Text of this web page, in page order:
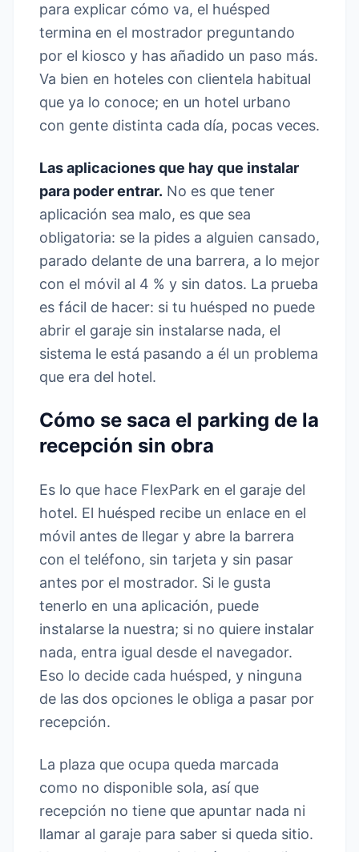
para explicar cómo va, el huésped
termina en el mostrador preguntando
por el kiosco y has añadido un paso más.
Va bien en hoteles con clientela habitual
que ya lo conoce; en un hotel urbano
con gente distinta cada día, pocas veces.
Las aplicaciones que hay que instalar
para poder entrar. No es que tener
aplicación sea malo, es que sea
obligatoria: se la pides a alguien cansado,
parado delante de una barrera, a lo mejor
con el móvil al 4 % y sin datos. La prueba
es fácil de hacer: si tu huésped no puede
abrir el garaje sin instalarse nada, el
sistema le está pasando a él un problema
que era del hotel.
Cómo se saca el parking de la
recepción sin obra
Es lo que hace FlexPark en el garaje del
hotel. El huésped recibe un enlace en el
móvil antes de llegar y abre la barrera
con el teléfono, sin tarjeta y sin pasar
antes por el mostrador. Si le gusta
tenerlo en una aplicación, puede
instalarse la nuestra; si no quiere instalar
nada, entra igual desde el navegador.
Eso lo decide cada huésped, y ninguna
de las dos opciones le obliga a pasar por
recepción.
La plaza que ocupa queda marcada
como no disponible sola, así que
recepción no tiene que apuntar nada ni
llamar al garaje para saber si queda sitio.